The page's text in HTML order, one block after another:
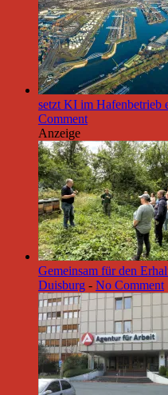
setzt KI im Hafenbetrieb
Comment
Anzeige
Gemeinsam für den
Duisburg - No Comment